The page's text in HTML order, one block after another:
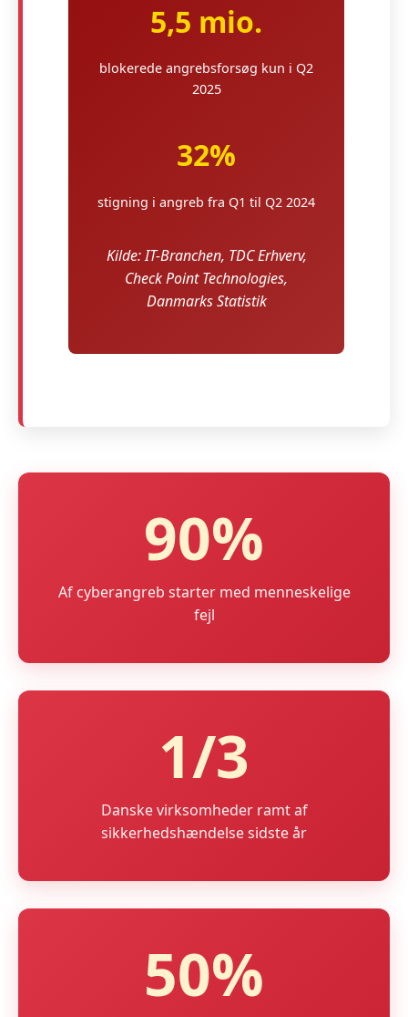
5,5 mio.
blokerede angrebsforsøg kun i Q2
2025
32%
stigning i angreb fra Q1 til Q2 2024
Kilde: IT-Branchen, TDC Erhverv,
Check Point Technologies,
Danmarks Statistik
90%
Af cyberangreb starter med menneskelige
fejl
1/3
Danske virksomheder ramt af
sikkerhedshændelse sidste år
50%